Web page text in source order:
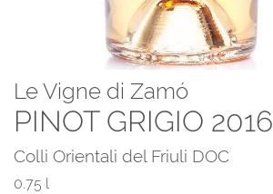
Le Vigne di Zamó
PINOT GRIGIO 2016
Colli Orientali del Friuli DOC
0.75 l